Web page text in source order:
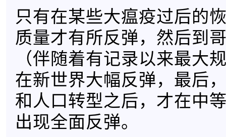
只有在某些大瘟疫过后的
质量才有所反弹，然后到
（伴随着有记录以来最大
在新世界大幅反弹，最后
和人口转型之后，才在中
出现全面反弹。